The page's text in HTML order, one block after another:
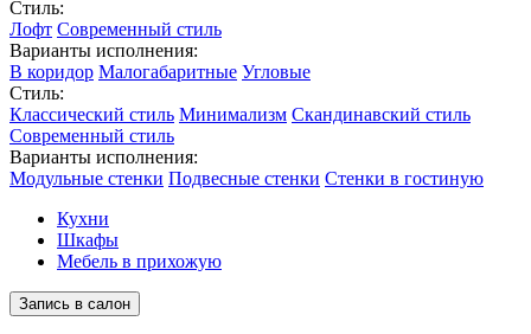
Стиль:
Лофт Современный стиль
Варианты исполнения:
В коридор Малогабаритные Угловые
Стиль:
Классический стиль Минимализм Скандинавский стиль
Современный стиль
Варианты исполнения:
Модульные стенки Подвесные стенки Стенки в гостиную
Кухни
Шкафы
Мебель в прихожую
Запись в салон